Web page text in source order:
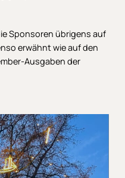
Sponsoren übrigens auf
erwähnt wie auf den
Ausgaben der